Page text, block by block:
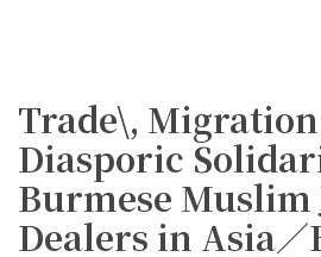
Trade\,
Diasporic
Burmese Muslim
Dealers in Asia